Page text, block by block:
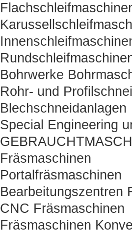
Bohrwerke
Rohr- und
Blechschneidanlagen
Special Engineering
Fräsmaschinen
Portalfräsmaschinen
Bearbeitungszentren
CNC Fräsmaschinen
Fräsmaschinen